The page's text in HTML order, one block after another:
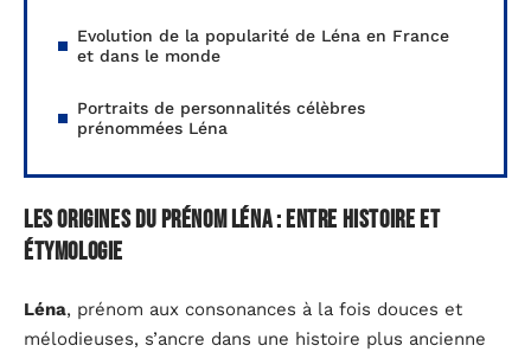
Evolution de la popularité de Léna en France
et dans le monde
Portraits de personnalités célèbres
prénommées Léna
Les origines du prénom Léna : entre histoire et
étymologie
Léna, prénom aux consonances à la fois douces et
mélodieuses, s’ancre dans une histoire plus ancienne